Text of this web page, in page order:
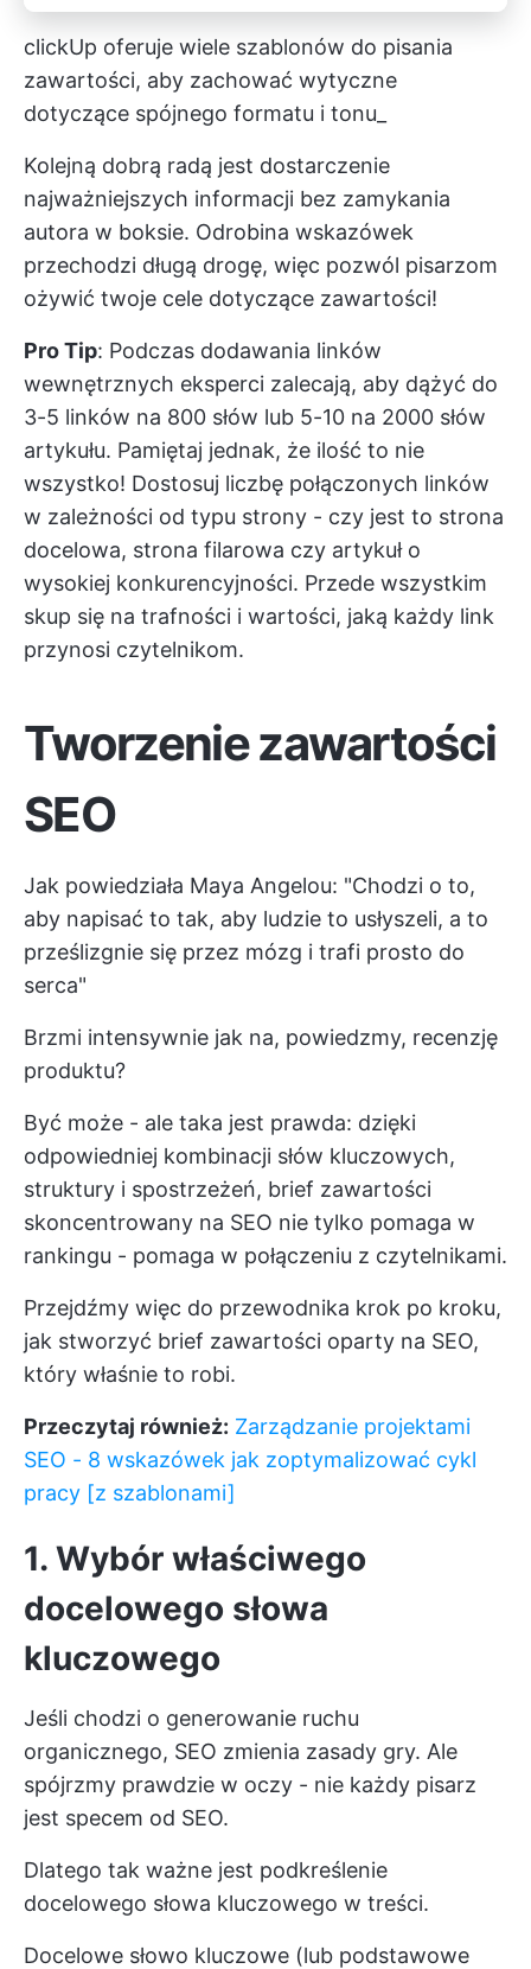
clickUp oferuje wiele szablonów do pisania
zawartości, aby zachować wytyczne
dotyczące spójnego formatu i tonu_
Kolejną dobrą radą jest dostarczenie
najważniejszych informacji bez zamykania
autora w boksie. Odrobina wskazówek
przechodzi długą drogę, więc pozwól pisarzom
ożywić twoje cele dotyczące zawartości!
Pro Tip: Podczas dodawania linków
wewnętrznych eksperci zalecają, aby dążyć do
3-5 linków na 800 słów lub 5-10 na 2000 słów
artykułu. Pamiętaj jednak, że ilość to nie
wszystko! Dostosuj liczbę połączonych linków
w zależności od typu strony - czy jest to strona
docelowa, strona filarowa czy artykuł o
wysokiej konkurencyjności. Przede wszystkim
skup się na trafności i wartości, jaką każdy link
przynosi czytelnikom.
Tworzenie zawartości
SEO
Jak powiedziała Maya Angelou: "Chodzi o to,
aby napisać to tak, aby ludzie to usłyszeli, a to
prześlizgnie się przez mózg i trafi prosto do
serca"
Brzmi intensywnie jak na, powiedzmy, recenzję
produktu?
Być może - ale taka jest prawda: dzięki
odpowiedniej kombinacji słów kluczowych,
struktury i spostrzeżeń, brief zawartości
skoncentrowany na SEO nie tylko pomaga w
rankingu - pomaga w połączeniu z czytelnikami.
Przejdźmy więc do przewodnika krok po kroku,
jak stworzyć brief zawartości oparty na SEO,
który właśnie to robi.
Przeczytaj również: Zarządzanie projektami
SEO - 8 wskazówek jak zoptymalizować cykl
pracy [z szablonami]
1. Wybór właściwego
docelowego słowa
kluczowego
Jeśli chodzi o generowanie ruchu
organicznego, SEO zmienia zasady gry. Ale
spójrzmy prawdzie w oczy - nie każdy pisarz
jest specem od SEO.
Dlatego tak ważne jest podkreślenie
docelowego słowa kluczowego w treści.
Docelowe słowo kluczowe (lub podstawowe